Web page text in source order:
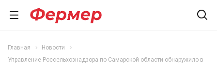
Главная
Новости
Управление Россельхознадзора по Самарской области обнаружило в